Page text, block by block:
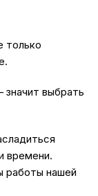
только
выбрать
времени.
работы нашей